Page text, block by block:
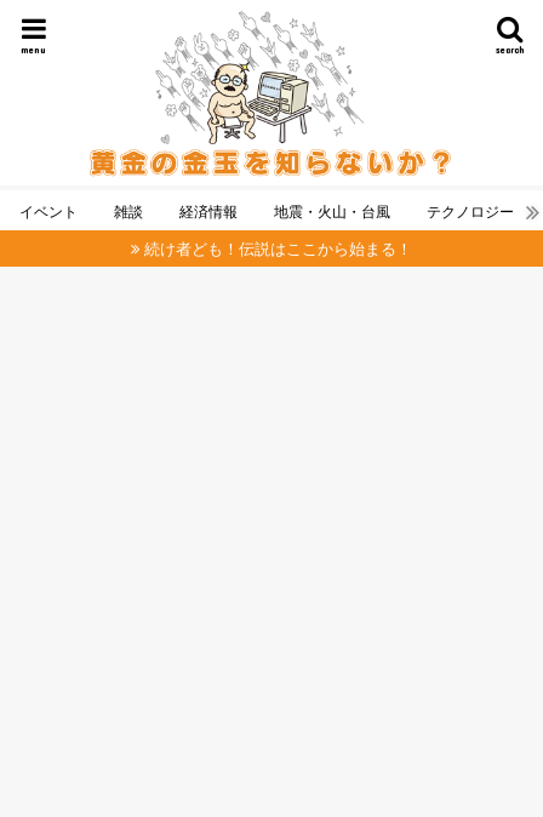
search
menu
イベント 雑談 経済情報 地震・火山・台風 テクノロジー
続け者ども！伝説はここから始まる！